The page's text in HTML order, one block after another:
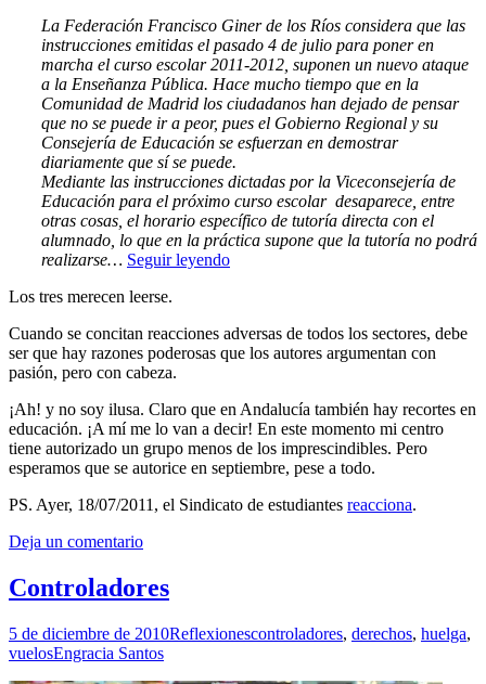
La Federación Francisco Giner de los Ríos considera que las
instrucciones emitidas el pasado 4 de julio para poner en
marcha el curso escolar 2011-2012, suponen un nuevo ataque
a la Enseñanza Pública. Hace mucho tiempo que en la
Comunidad de Madrid los ciudadanos han dejado de pensar
que no se puede ir a peor, pues el Gobierno Regional y su
Consejería de Educación se esfuerzan en demostrar
diariamente que sí se puede.
Mediante las instrucciones dictadas por la Viceconsejería de
Educación para el próximo curso escolar desaparece, entre
otras cosas, el horario específico de tutoría directa con el
alumnado, lo que en la práctica supone que la tutoría no podrá
realizarse… Seguir leyendo
Los tres merecen leerse.
Cuando se concitan reacciones adversas de todos los sectores, debe
ser que hay razones poderosas que los autores argumentan con
pasión, pero con cabeza.
¡Ah! y no soy ilusa. Claro que en Andalucía también hay recortes en
educación. ¡A mí me lo van a decir! En este momento mi centro
tiene autorizado un grupo menos de los imprescindibles. Pero
esperamos que se autorice en septiembre, pese a todo.
PS. Ayer, 18/07/2011, el Sindicato de estudiantes reacciona.
Deja un comentario
Controladores
5 de diciembre de 2010Reflexionescontroladores, derechos, huelga,
vuelosEngracia Santos